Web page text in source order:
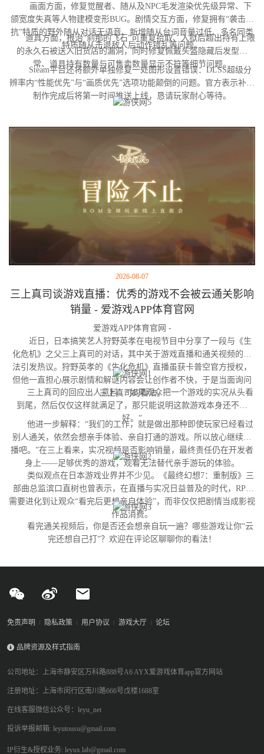
画面方面，修复觉醒者、随从及NPC毛发渲染优先级异常、下
颌宽度失真等人物建模变形BUG。剧情交互方面，修复拥有“袭击对
抗”特质的野外随从对话无语音、新增随从台词音量过低、多名同类
特质随从击退敌人后动作错乱等问题。
道具方面，根治“刹那的飞石”可重复拾取、入狱后超出持有上限
的永久石被送入旧货店的漏洞，同时修复佩戴头盔隐藏后发型异
常、道具持有数量与可售卖数量显示不符等细节问题。
Steam平台还将额外单独修复一处图形设置错误：DLSS超级分
辨率内“性能优先”与“画质优先”选项功能颠倒的问题。官方表示补丁
制作完成后将第一时间推送上线，恳请玩家耐心等待。
2026-08-07
三上真司谈游戏直播：优秀的游戏不会被云通关影响
销量 - 爱游戏APP体育官网
爱游戏APP体育官网 -
近日，日本搞笑艺人狩野英孝在电视节目中分享了一段与《生
化危机》之父三上真司的对话，其中关于游戏直播和通关视频的看
法引发热议。狩野英孝的《生化危机》直播虽获卡普空官方授权，
但他一直担心展示剧情和解谜内容会让创作者不快，于是当面询问
三上真司的看法。
三上真司的回应出人意料：“如果观众把一个游戏的实况从头看
到尾，然后仅仅这样就满足了，那只能说明这款游戏本身还不够
好。”
他进一步解释：“我们的工作，就是做出那种即使玩家已经看过
别人通关，依然会想亲手体验、亲自打通的游戏。所以放心继续直
播吧。”在三上看来，实况视频是否影响销量，最终责任仍在开发者
身上——足够优秀的游戏，观看无法替代亲手游玩的体验。
类似观点在日本游戏业界并不少见。《最终幻想7：重制版》三
部曲总监滨口直树也曾表示，在直播与实况日益普及的时代，RPG
需要进化到让观众“看完后更想亲自体验”，而非仅仅把剧情当成影视
作品消费。
看完通关视频后，你是否还会想亲自玩一遍？哪些游戏让你“云
完还想自己打”？欢迎在评论区聊聊你的看法！
免责声明 隐私政策 用户协议 游戏大厅 论坛
品牌资源及样式指南
公司地址：上海市静安区万科路888号A6 AYX爱游戏体育app官方网站
注册地址：上海市闵行区南川路666号戊楼1688室
在线客服微信公众号：leyu_net
投诉举报邮箱: leyutousu@gmail.com
IP衍生&授权业务: leyux.lab@gmail.com